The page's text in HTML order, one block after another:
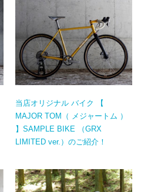
当店オリジナル バイク 【
MAJOR TOM（ メジャートム ）
】SAMPLE BIKE （GRX
LIMITED ver.）のご紹介！